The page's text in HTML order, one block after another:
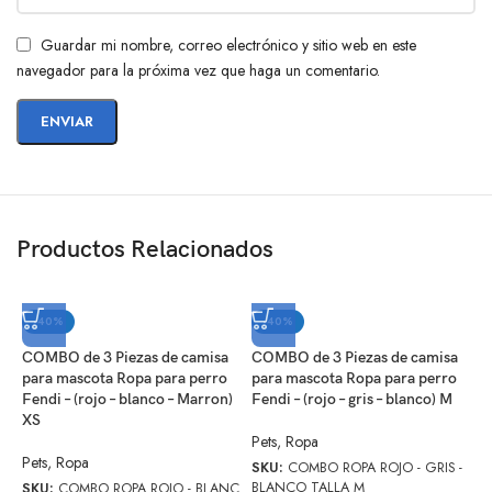
Guardar mi nombre, correo electrónico y sitio web en este
navegador para la próxima vez que haga un comentario.
Productos Relacionados
-40%
COMBO de 3 Piezas de camisa
para mascota Ropa para perro
Fendi – (rojo – blanco – Marron)
XS
Pets, Ropa
-40%
COMBO de 3 Piezas de camisa
para mascota Ropa para perro
Fendi – (rojo – gris – blanco) M
Pets, Ropa
SKU: COMBO ROPA ROJO - GRIS -
BLANCO TALLA M